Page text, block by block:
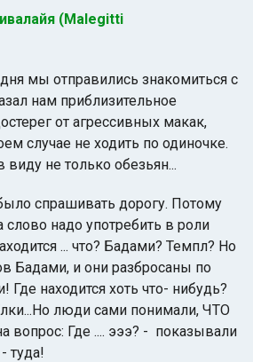
(Malegitti
мы отправились знакомиться с
нам приблизительное
от агрессивных макак,
случае не ходить по одиночке.
не только обезьян...
спрашивать дорогу. Потому
слово надо употребить в роли
... что? Бадами? Темпл? Но
Бадами, и они разбросаны по
Где находится хоть что- нибудь?
люди сами понимали, ЧТО
вопрос: Где .... эээ? - показывали
туда!